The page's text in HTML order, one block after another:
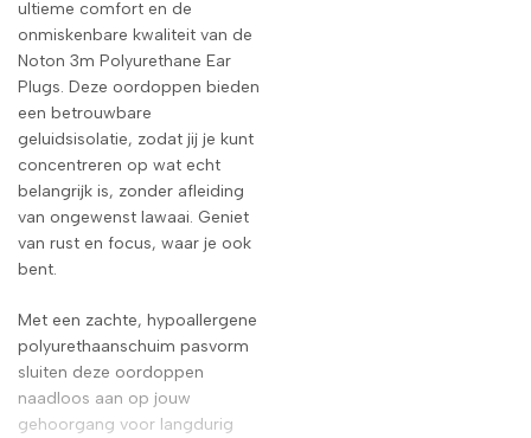
ultieme comfort en de
onmiskenbare kwaliteit van de
Noton 3m Polyurethane Ear
Plugs. Deze oordoppen bieden
een betrouwbare
geluidsisolatie, zodat jij je kunt
concentreren op wat echt
belangrijk is, zonder afleiding
van ongewenst lawaai. Geniet
van rust en focus, waar je ook
bent.
Met een zachte, hypoallergene
polyurethaanschuim pasvorm
sluiten deze oordoppen
naadloos aan op jouw
gehoorgang voor langdurig